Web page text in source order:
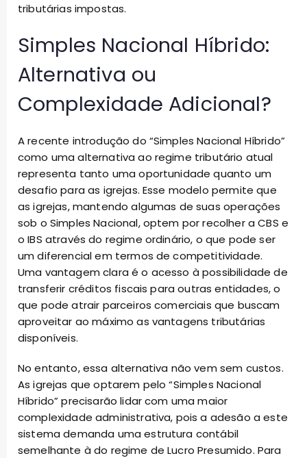
tributárias impostas.
Simples Nacional Híbrido:
Alternativa ou
Complexidade Adicional?
A recente introdução do “Simples Nacional Híbrido”
como uma alternativa ao regime tributário atual
representa tanto uma oportunidade quanto um
desafio para as igrejas. Esse modelo permite que
as igrejas, mantendo algumas de suas operações
sob o Simples Nacional, optem por recolher a CBS e
o IBS através do regime ordinário, o que pode ser
um diferencial em termos de competitividade.
Uma vantagem clara é o acesso à possibilidade de
transferir créditos fiscais para outras entidades, o
que pode atrair parceiros comerciais que buscam
aproveitar ao máximo as vantagens tributárias
disponíveis.
No entanto, essa alternativa não vem sem custos.
As igrejas que optarem pelo “Simples Nacional
Híbrido” precisarão lidar com uma maior
complexidade administrativa, pois a adesão a este
sistema demanda uma estrutura contábil
semelhante à do regime de Lucro Presumido. Para